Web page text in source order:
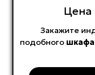
Цена
Закажите
подобного